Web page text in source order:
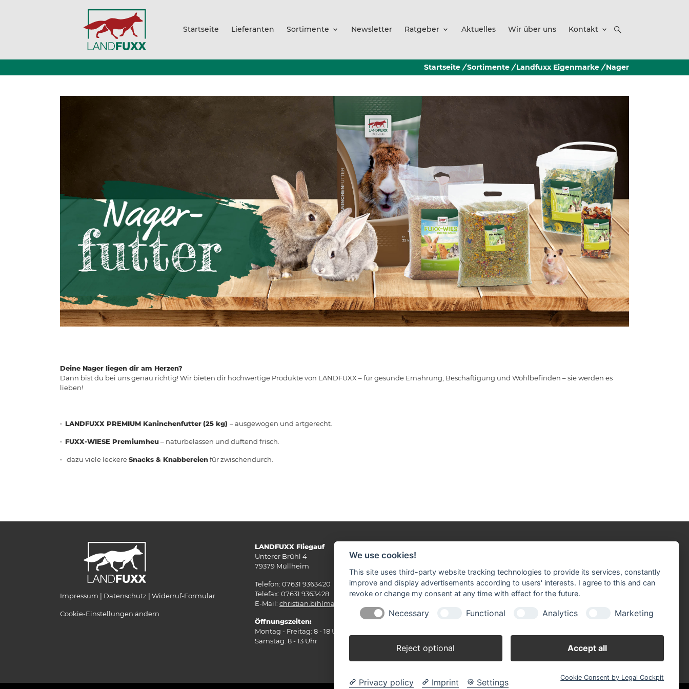
Startseite Lieferanten Sortimente Newsletter Ratgeber Aktuelles Wir über uns Kontakt
Startseite / Sortimente / Landfuxx Eigenmarke / Nager
Deine Nager liegen dir am Herzen?
Dann bist du bei uns genau richtig! Wir bieten dir hochwertige Produkte von LANDFUXX – für gesunde Ernährung, Beschäftigung und Wohlbefinden – sie werden es
lieben!
• LANDFUXX PREMIUM Kaninchenfutter(25 kg) – ausgewogen und artgerecht.
• FUXX-WIESE Premiumheu– naturbelassen und duftend frisch.
• dazu viele leckereSnacks & Knabbereienfür zwischendurch.
Impressum Datenschutz Widerruf-Formular
Cookie-Einstellungen ändern
LANDFUXX Fliegauf
Unterer Brühl 4
79379 Müllheim
Telefon: 07631 9363420
Telefax: 07631 9363428
E-Mail: christian.bihlmann(at)fliegauf.com
Öffnungszeiten:
Montag - Freitag: 8 - 18 Uhr
Samstag: 8 - 13 Uhr
We use cookies!
This site uses third-party website tracking technologies to provide its services, constantly
improve and display advertisements according to users' interests. I agree to this and can
revoke or change my consent at any time with effect for the future.
Necessary Functional Analytics Marketing
Reject optional Accept all
Privacy policy Imprint Settings Cookie Consent by Legal Cockpit